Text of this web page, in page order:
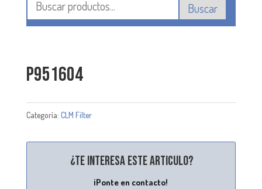
Buscar
P951604
Categoría: CLM Filter
¿Te interesa este articulo?
¡Ponte en contacto!